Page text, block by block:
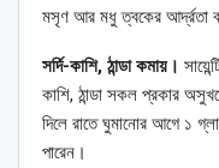
মসৃণ আর মধু ত্বকের আর্দ্রতা
সর্দি-কাশি, ঠান্ডা কমায়।
কাশি, ঠান্ডা সকল প্রকার
দিলে রাতে ঘুমানোর আগে ১
পারেন।